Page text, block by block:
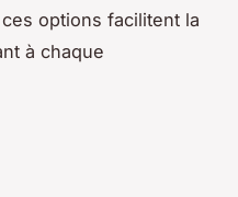
options facilitent la
à chaque